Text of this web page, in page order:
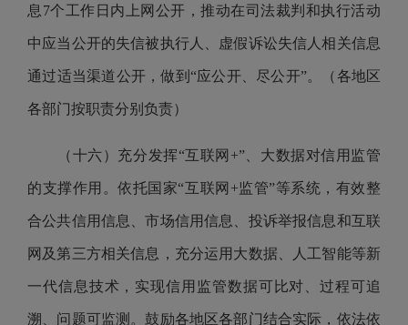
息7个工作日内上网公开，推动在司法裁判和执行活动
中应当公开的失信被执行人、虚假诉讼失信人相关信息
通过适当渠道公开，做到“应公开、尽公开”。（各地区
各部门按职责分别负责）
（十六）充分发挥“互联网+”、大数据对信用监管
的支撑作用。依托国家“互联网+监管”等系统，有效整
合公共信用信息、市场信用信息、投诉举报信息和互联
网及第三方相关信息，充分运用大数据、人工智能等新
一代信息技术，实现信用监管数据可比对、过程可追
溯、问题可监测。鼓励各地区各部门结合实际，依法依